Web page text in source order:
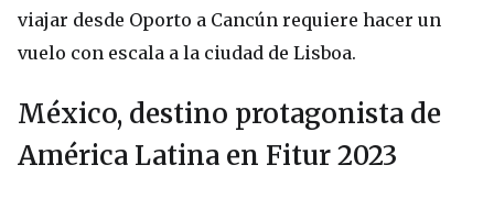
viajar desde Oporto a Cancún requiere hacer un
vuelo con escala a la ciudad de Lisboa.
México, destino protagonista de
América Latina en Fitur 2023